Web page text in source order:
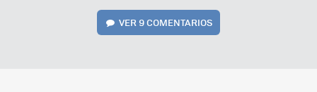
VER 9 COMENTARIOS